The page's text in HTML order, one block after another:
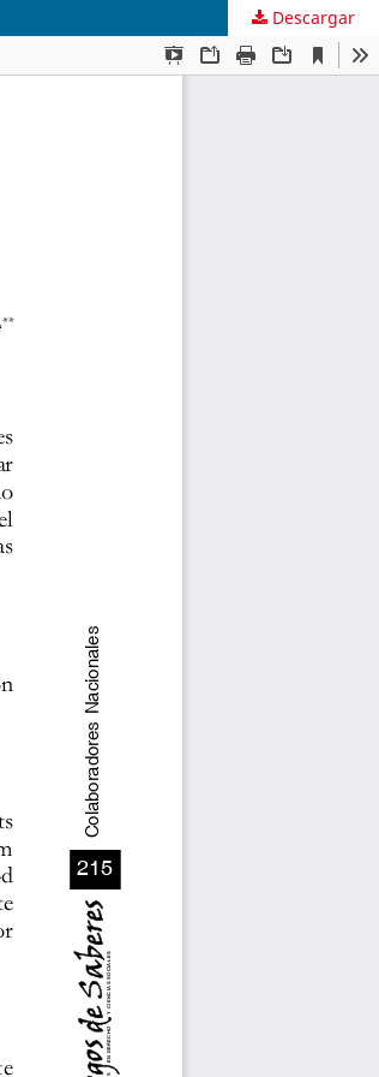
Descargar